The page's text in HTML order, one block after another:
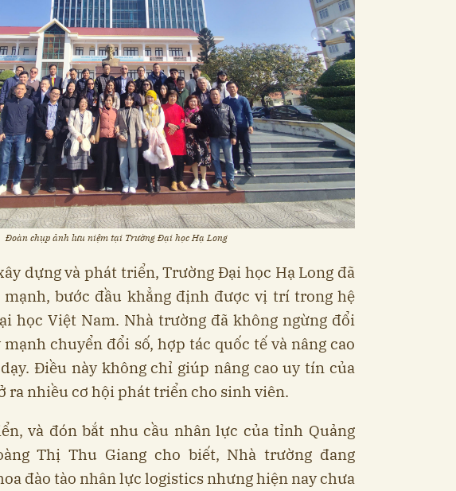
Đoàn chụp ảnh lưu niệm tại Trường Đại học Hạ Long
dựng và phát triển, Trường Đại học Hạ Long đã
bước đầu khẳng định được vị trí trong hệ
học Việt Nam. Nhà trường đã không ngừng đổi
mạnh chuyển đổi số, hợp tác quốc tế và nâng cao
Điều này không chỉ giúp nâng cao uy tín của
ra nhiều cơ hội phát triển cho sinh viên.
và đón bắt nhu cầu nhân lực của tỉnh Quảng
Thị Thu Giang cho biết, Nhà trường đang
đào tào nhân lực logistics nhưng hiện nay chưa